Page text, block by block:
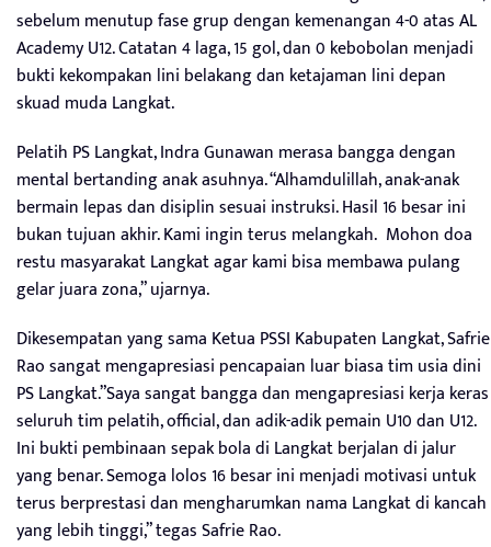
sebelum menutup fase grup dengan kemenangan 4-0 atas AL
Academy U12. Catatan 4 laga, 15 gol, dan 0 kebobolan menjadi
bukti kekompakan lini belakang dan ketajaman lini depan
skuad muda Langkat.
Pelatih PS Langkat, Indra Gunawan merasa bangga dengan
mental bertanding anak asuhnya. “Alhamdulillah, anak-anak
bermain lepas dan disiplin sesuai instruksi. Hasil 16 besar ini
bukan tujuan akhir. Kami ingin terus melangkah. Mohon doa
restu masyarakat Langkat agar kami bisa membawa pulang
gelar juara zona,” ujarnya.
Dikesempatan yang sama Ketua PSSI Kabupaten Langkat, Safrie
Rao sangat mengapresiasi pencapaian luar biasa tim usia dini
PS Langkat.”Saya sangat bangga dan mengapresiasi kerja keras
seluruh tim pelatih, official, dan adik-adik pemain U10 dan U12.
Ini bukti pembinaan sepak bola di Langkat berjalan di jalur
yang benar. Semoga lolos 16 besar ini menjadi motivasi untuk
terus berprestasi dan mengharumkan nama Langkat di kancah
yang lebih tinggi,” tegas Safrie Rao.